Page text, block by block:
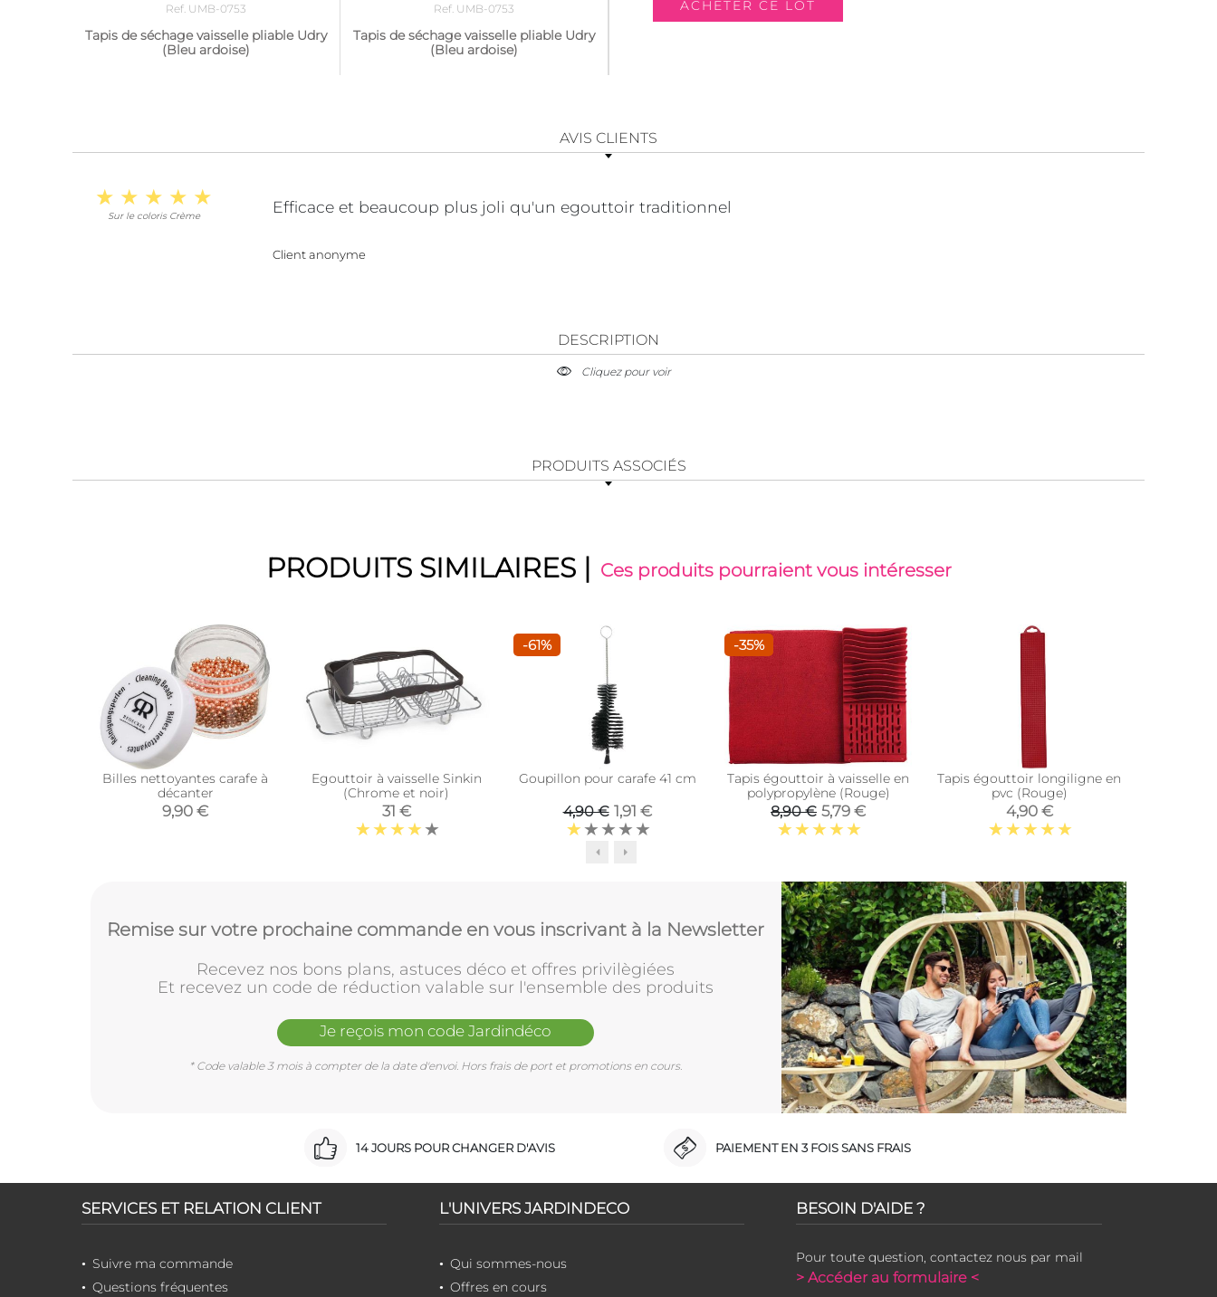
Ref. UMB-0753
Tapis de séchage vaisselle pliable Udry
(Bleu ardoise)
Ref. UMB-0753
Tapis de séchage vaisselle pliable Udry
(Bleu ardoise)
AVIS CLIENTS
Sur le coloris Crème Efficace et beaucoup plus joli qu'un egouttoir traditionnel
Client anonyme
DESCRIPTION
Cliquez pour voir
PRODUITS ASSOCIÉS
PRODUITS SIMILAIRES | Ces produits pourraient vous intéresser
Billes nettoyantes carafe à
décanter
9,90 €
Egouttoir à vaisselle Sinkin
(Chrome et noir)
31 €
-61%
Goupillon pour carafe 41 cm
4,90 € 1,91 €
-35%
Tapis égouttoir à vaisselle en
polypropylène (Rouge)
8,90 € 5,79 €
Tapis égouttoir longiligne en
pvc (Rouge)
4,90 €
Remise sur votre prochaine commande en vous inscrivant à la Newsletter
Recevez nos bons plans, astuces déco et offres privilègiées
Et recevez un code de réduction valable sur l'ensemble des produits
Je reçois mon code Jardindéco
* Code valable 3 mois à compter de la date d'envoi. Hors frais de port et promotions en cours.
14 JOURS POUR CHANGER D'AVIS PAIEMENT EN 3 FOIS SANS FRAIS
SERVICES ET RELATION CLIENT
Suivre ma commande
Questions fréquentes
L'UNIVERS JARDINDECO
Qui sommes-nous
Offres en cours
BESOIN D'AIDE ?
Pour toute question, contactez nous par mail
> Accéder au formulaire <